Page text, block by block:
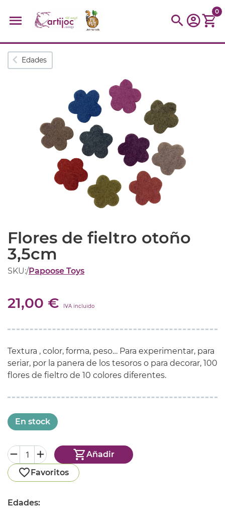
Búsquedas populares
montessori
kidynight Puzzle
0
Edades
Flores de fieltro otoño
3,5cm
SKU:/Papoose Toys
21,00 € IVA incluido
Textura , color, forma, peso… Para experimentar, para
seriar, por la panera de los tesoros o para decorar, 100
flores de fieltro de 10 colores diferentes.
En stock
Añadir
Favoritos
Edades: